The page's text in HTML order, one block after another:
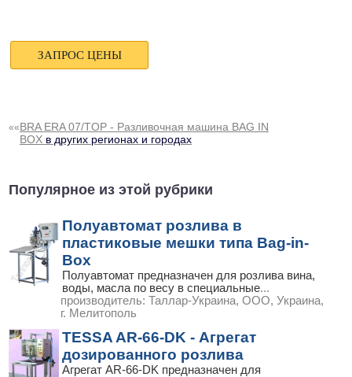
««BRA ERA 07/TOP - Разливочная машина BAG IN
BOX в других регионах и городах
Популярное из этой рубрики
Полуавтомат розлива в
пластиковые мешки типа Bag-in-
Box
Полуавтомат предназначен для розлива вина,
воды, масла по весу в специальные...
производитель: Таллар-Украина, ООО, Украина,
г. Мелитополь
TESSA AR-66-DK - Агрегат
дозированного розлива
Агрегат AR-66-DK предназначен для